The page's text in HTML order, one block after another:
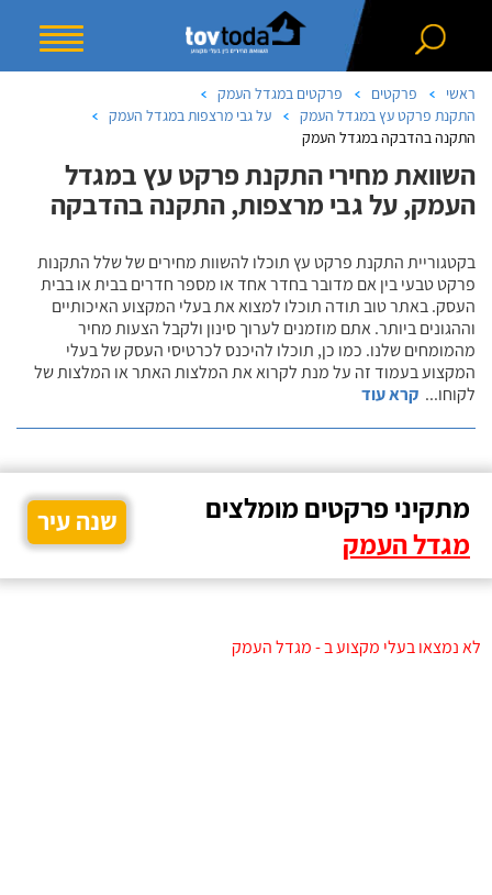
ראשי פרקטים
פרקטים במגדל העמק
התקנת פרקט עץ במגדל העמק
על גבי מרצפות במגדל העמק
התקנה בהדבקה במגדל העמק
השוואת מחירי התקנת פרקט עץ במגדל
העמק, על גבי מרצפות, התקנה בהדבקה
בקטגוריית התקנת פרקט עץ תוכלו להשוות מחירים של שלל התקנות
פרקט טבעי בין אם מדובר בחדר אחד או מספר חדרים בבית או בבית
העסק. באתר טוב תודה תוכלו למצוא את בעלי המקצוע האיכותיים
וההגונים ביותר. אתם מוזמנים לערוך סינון ולקבל הצעות מחיר
מהמומחים שלנו. כמו כן, תוכלו להיכנס לכרטיסי העסק של בעלי
המקצוע בעמוד זה על מנת לקרוא את המלצות האתר או המלצות של
לקוחו... קרא עוד
מתקיני פרקטים מומלצים
מגדל העמק
שנה עיר
לא נמצאו בעלי מקצוע ב - מגדל העמק